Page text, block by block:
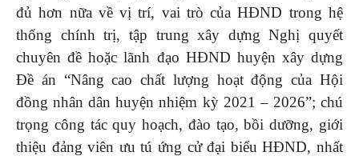
đủ hơn nữa về vị trí, vai trò của HĐND trong hệ
thống chính trị, tập trung xây dựng Nghị quyết
chuyên đề hoặc lãnh đạo HĐND huyện xây dựng
Đề án “Nâng cao chất lượng hoạt động của Hội
đồng nhân dân huyện nhiệm kỳ 2021 – 2026”; chú
trọng công tác quy hoạch, đào tạo, bồi dưỡng, giới
thiệu đảng viên ưu tú ứng cử đại biểu HĐND, nhất